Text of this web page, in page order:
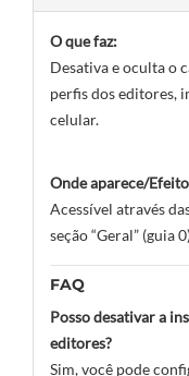
O que faz:
Desativa e oculta o
perfis dos editores,
celular.
Onde aparece/
Acessível através
seção “Geral” (guia
FAQ
Posso desativar a
editores?
Sim, você pode